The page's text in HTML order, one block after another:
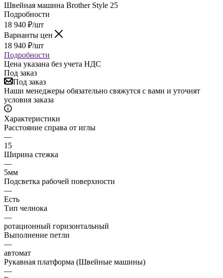
Швейная машина Brother Style 25
Подробности
18 940 ₽/шт
Варианты цен
18 940 ₽/шт
Подробности
Цена указана без учета НДС
Под заказ
Под заказ
Наши менеджеры обязательно свяжутся с вами и уточнят
условия заказа
Характеристики
Расстояние справа от иглы
—
15
Ширина стежка
—
5мм
Подсветка рабочей поверхности
—
Есть
Тип челнока
—
ротационный горизонтальный
Выполнение петли
—
автомат
Рукавная платформа (Швейные машины)
—